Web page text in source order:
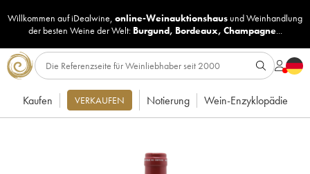
Willkommen auf iDealwine, online-Weinauktionshaus undWeinhandlung
der besten Weine der Welt: Burgund, Bordeaux, Champagne...
Kaufen VERKAUFEN Notierung Wein-Enzyklopädie